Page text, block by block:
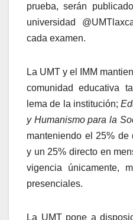
prueba, serán
universidad
cada examen.
La UMT y el IMM
comunidad educativa
lema de la institución;
y Humanismo para la
manteniendo el 25% de
y un 25% directo en
vigencia únicamente,
presenciales.
La UMT pone a